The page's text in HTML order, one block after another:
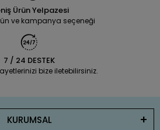
Ürün Yelpazesi
ve kampanya seçeneği
7 / 24 DESTEK
bize iletebilirsiniz.
KURUMSAL